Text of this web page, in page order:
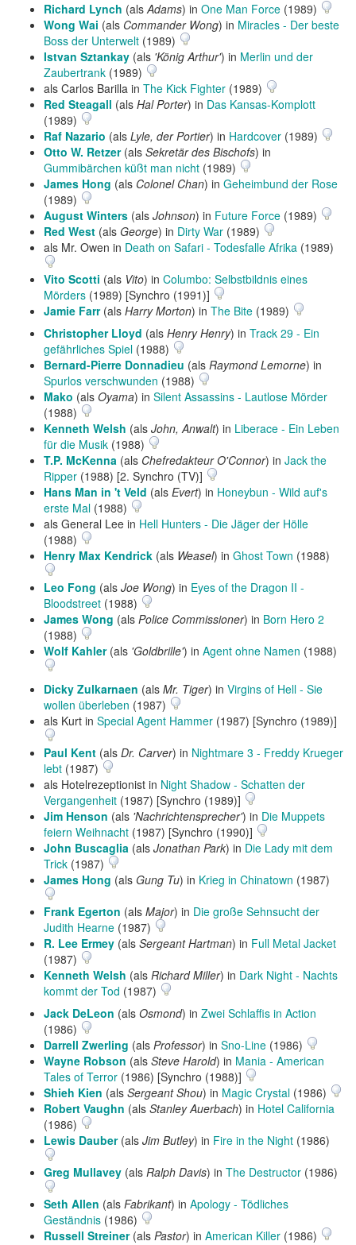
Richard Lynch (alsAdams) in One Man Force (1989)
Wong Wai (als Commander Wong) in Miracles - Der beste
Boss der Unterwelt (1989)
Istvan Sztankay (als 'König Arthur') in Merlin und der
Zaubertrank (1989)
als Carlos Barilla in The Kick Fighter (1989)
Red Steagall (als Hal Porter) in Das Kansas-Komplott
(1989)
Raf Nazario (als Lyle, der Portier) in Hardcover (1989)
Otto W. Retzer(als Sekretär des Bischofs) in
Gummibärchen küßt man nicht (1989)
James Hong (als Colonel Chan) in Geheimbund der Rose
(1989)
August Winters (als Johnson) in Future Force (1989)
Red West (als George) in Dirty War (1989)
als Mr. Owen in Death on Safari - Todesfalle Afrika (1989)
Vito Scotti (als Vito) in Columbo: Selbstbildnis eines
Mörders (1989) [Synchro (1991)]
Jamie Farr(als Harry Morton) in The Bite (1989)
Christopher Lloyd (als Henry Henry) in Track 29 - Ein
gefährliches Spiel (1988)
Bernard-Pierre Donnadieu (als Raymond Lemorne) in
Spurlos verschwunden (1988)
Mako (als Oyama) in Silent Assassins - Lautlose Mörder
(1988)
Kenneth Welsh (als John, Anwalt) in Liberace - Ein Leben
für die Musik (1988)
T.P. McKenna (als Chefredakteur O'Connor) in Jack the
Ripper (1988) [2. Synchro (TV)]
Hans Man in 't Veld (als Evert) in Honeybun - Wild auf's
erste Mal (1988)
als General Lee in Hell Hunters - Die Jäger der Hölle
(1988)
Henry Max Kendrick (als Weasel) in Ghost Town (1988)
Leo Fong (als Joe Wong) in Eyes of the Dragon II -
Bloodstreet (1988)
James Wong (als Police Commissioner) in Born Hero 2
(1988)
Wolf Kahler(als 'Goldbrille') in Agent ohne Namen (1988)
Dicky Zulkarnaen (als Mr. Tiger) in Virgins of Hell - Sie
wollen überleben (1987)
als Kurt in Special Agent Hammer (1987) [Synchro (1989)]
Paul Kent (als Dr. Carver) in Nightmare 3 - Freddy Krueger
lebt (1987)
als Hotelrezeptionist in Night Shadow - Schatten der
Vergangenheit (1987) [Synchro (1989)]
Jim Henson (als 'Nachrichtensprecher') in Die Muppets
feiern Weihnacht (1987) [Synchro (1990)]
John Buscaglia (als Jonathan Park) in Die Lady mit dem
Trick (1987)
James Hong (als Gung Tu) in Krieg in Chinatown (1987)
Frank Egerton (als Major) in Die große Sehnsucht der
Judith Hearne (1987)
R. Lee Ermey (als Sergeant Hartman) in Full Metal Jacket
(1987)
Kenneth Welsh (als Richard Miller) in Dark Night - Nachts
kommt der Tod (1987)
Jack DeLeon (als Osmond) in Zwei Schlaffis in Action
(1986)
Darrell Zwerling (als Professor) in Sno-Line (1986)
Wayne Robson (als Steve Harold) in Mania - American
Tales of Terror (1986) [Synchro (1988)]
Shieh Kien (als Sergeant Shou) in Magic Crystal (1986)
Robert Vaughn (als Stanley Auerbach) in Hotel California
(1986)
Lewis Dauber(als Jim Butley) in Fire in the Night (1986)
Greg Mullavey (als Ralph Davis) in The Destructor (1986)
Seth Allen (als Fabrikant) in Apology - Tödliches
Geständnis (1986)
Russell Streiner(als Pastor) in American Killer (1986)